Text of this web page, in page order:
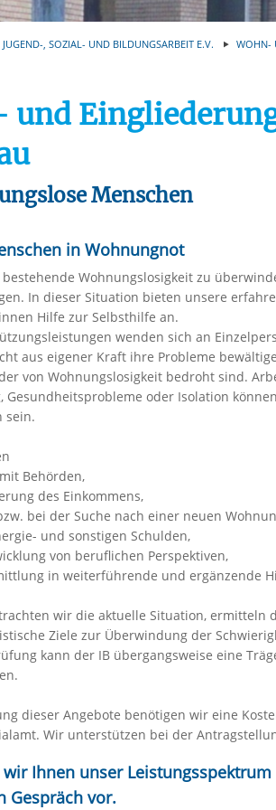
etwaige Einwilligung erstreckt sich nicht
von Ihnen aufgerufenen und somit
berechtigter Interessen und daher
JUGEND-, SOZIAL- UND BILDUNGSARBEIT E.V. WOHN-
und
Menschen
in Wohnungnot
Wohnungslosigkeit zu
In dieser Situation bieten unsere
Hilfe zur Selbsthilfe an.
wenden sich an
aus eigener Kraft ihre Probleme
von Wohnungslosigkeit bedroht sind.
Gesundheitsprobleme oder Isolation
sein.
Behörden,
des Einkommens,
bei der Suche nach einer neuen
und sonstigen Schulden,
von beruflichen Perspektiven,
in weiterführende und ergänzende
wir die aktuelle Situation, ermitteln
Ziele zur Überwindung der
kann der IB übergangsweise eine
dieser Angebote benötigen wir eine
Wir unterstützen bei der
Ihnen unser
Gespräch vor.